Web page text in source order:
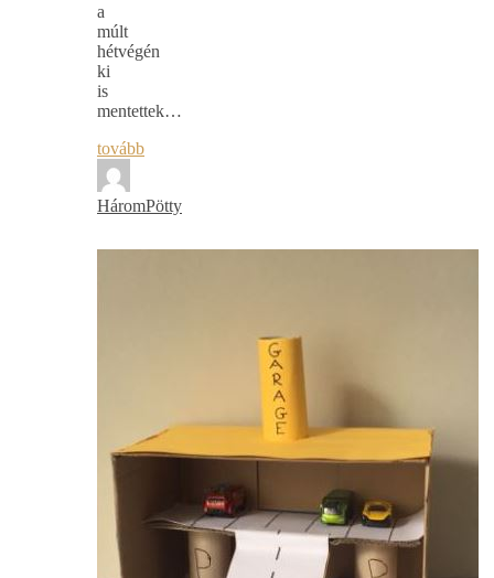
a
múlt
hétvégén
ki
is
mentettek…
tovább
HáromPötty